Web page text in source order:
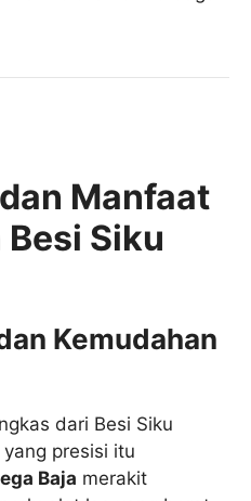
Manfaat
Siku
Kemudahan
dari Besi Siku
presisi itu
Baja merakit